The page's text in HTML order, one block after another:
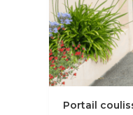
Portail